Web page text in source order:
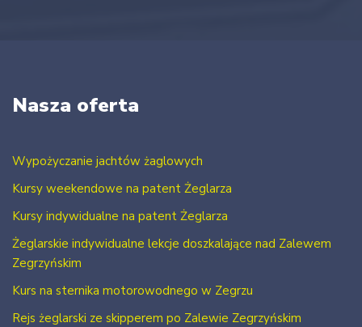
Nasza oferta
Wypożyczanie jachtów żaglowych
Kursy weekendowe na patent Żeglarza
Kursy indywidualne na patent Żeglarza
Żeglarskie indywidualne lekcje doszkalające nad Zalewem
Zegrzyńskim
Kurs na sternika motorowodnego w Zegrzu
Rejs żeglarski ze skipperem po Zalewie Zegrzyńskim